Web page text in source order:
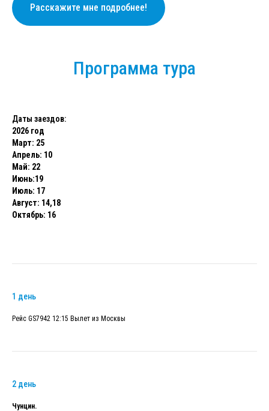
Расскажите мне подробнее!
Программа тура
Даты заездов:
2026 год
Март: 25
Апрель: 10
Май: 22
Июнь:19
Июль: 17
Август: 14,18
Октябрь: 16
1 день
Рейс GS7942 12:15 Вылет из Москвы
2 день
Чунцин.